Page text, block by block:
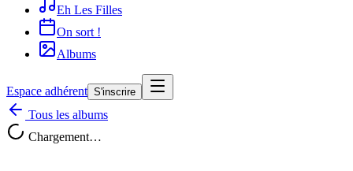
Eh Les Filles
On sort !
Albums
Espace adhérent S'inscrire
Tous les albums
Chargement…